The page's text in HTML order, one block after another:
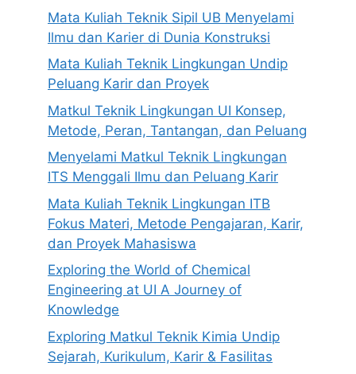
Mata Kuliah Teknik Sipil UB Menyelami
Ilmu dan Karier di Dunia Konstruksi
Mata Kuliah Teknik Lingkungan Undip
Peluang Karir dan Proyek
Matkul Teknik Lingkungan UI Konsep,
Metode, Peran, Tantangan, dan Peluang
Menyelami Matkul Teknik Lingkungan
ITS Menggali Ilmu dan Peluang Karir
Mata Kuliah Teknik Lingkungan ITB
Fokus Materi, Metode Pengajaran, Karir,
dan Proyek Mahasiswa
Exploring the World of Chemical
Engineering at UI A Journey of
Knowledge
Exploring Matkul Teknik Kimia Undip
Sejarah, Kurikulum, Karir & Fasilitas